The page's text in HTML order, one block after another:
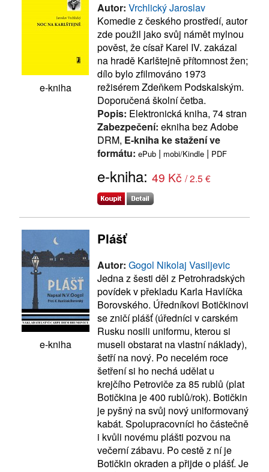
e-kniha
Autor: Vrchlický Jaroslav
Komedie z českého prostředí, autor
zde použil jako svůj námět mylnou
pověst, že císař Karel IV. zakázal
na hradě Karlštejně přítomnost žen;
dílo bylo zfilmováno 1973
režisérem Zdeňkem Podskalským.
Doporučená školní četba.
Popis: Elektronická kniha, 74 stran
Zabezpečení: ekniha bez Adobe
DRM, E-kniha ke stažení ve
formátu: ePub | mobi/Kindle | PDF
e-kniha: 49 Kč / 2.5 €
e-kniha
Plášť
Autor: Gogol Nikolaj Vasiljevic
Jedna z šesti děl z Petrohradských
povídek v překladu Karla Havlíčka
Borovského. Úředníkovi Botičkinovi
se zničí plášť (úředníci v carském
Rusku nosili uniformu, kterou si
museli obstarat na vlastní náklady),
šetří na nový. Po necelém roce
šetření si ho nechá udělat u
krejčího Petroviče za 85 rublů (plat
Botičkina je 400 rublů/rok). Botičkin
je pyšný na svůj nový uniformovaný
kabát. Spolupracovníci ho částečně
i kvůli novému plášti pozvou na
večerní zábavu. Po cestě z ní je
Botičkin okraden a přijde o plášť. Je